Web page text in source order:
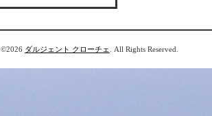
©2026 ダルジェント クローチェ . All Rights Reserved.